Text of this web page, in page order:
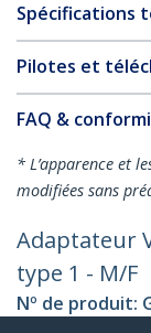
Spécifications
Pilotes et
FAQ &
* L’apparence et
modifiées sans
Adaptateur
type 1 - M/F
Nº de produit: